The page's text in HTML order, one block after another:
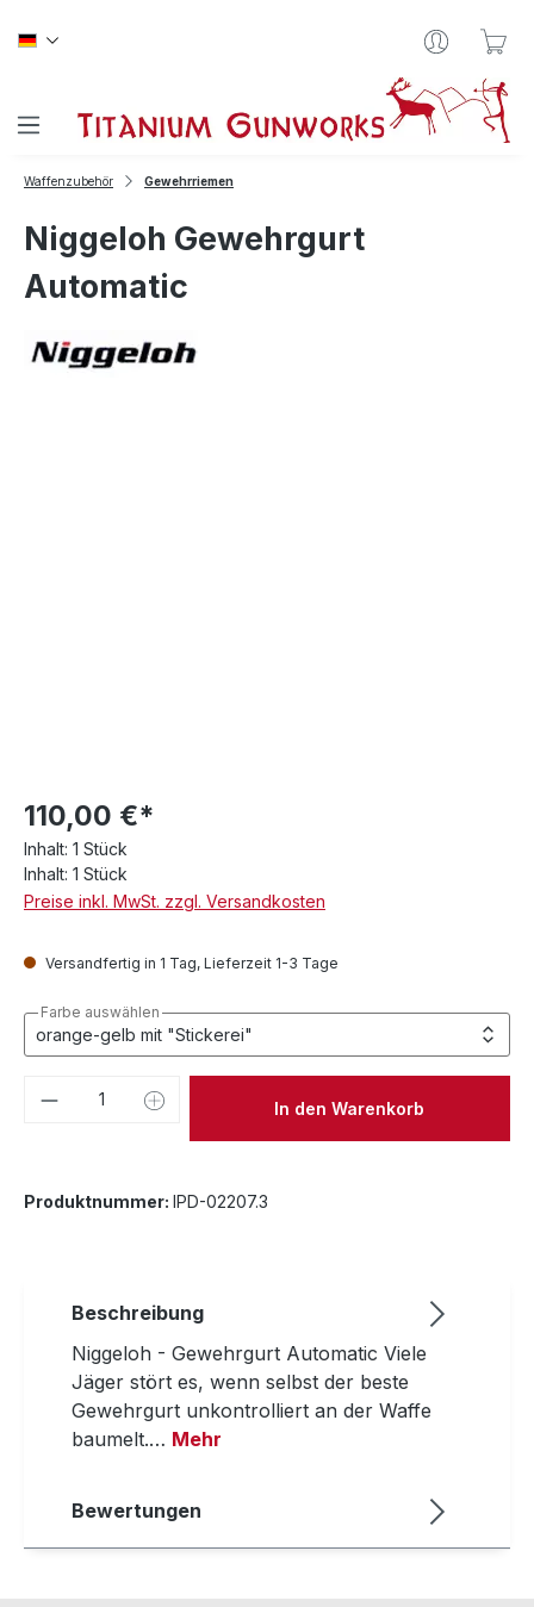
Waffenzubehör Gewehrriemen
Niggeloh Gewehrgurt
Automatic
110,00 €*
Inhalt: 1 Stück
Inhalt: 1 Stück
Preise inkl. MwSt. zzgl. Versandkosten
Versandfertig in 1 Tag, Lieferzeit 1-3 Tage
Farbe auswählen
Produkt Anzahl: Gib denIn den Warenkorb
Produktnummer: IPD-02207.3
Beschreibung
Niggeloh - Gewehrgurt Automatic Viele
Jäger stört es, wenn selbst der beste
Gewehrgurt unkontrolliert an der Waffe
baumelt.… Mehr
Bewertungen